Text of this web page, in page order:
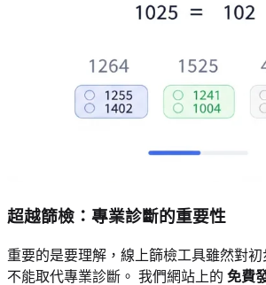
超越篩檢：專業診斷的重要性
重要的是要理解，線上篩檢工具雖然對
不能取代專業診斷。 我們網站上的 免費